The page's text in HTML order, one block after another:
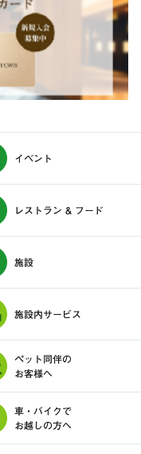
イベント
レストラン & フード
施設
施設内サービス
ペット同伴の
お客様へ
車・バイクで
お越しの方へ